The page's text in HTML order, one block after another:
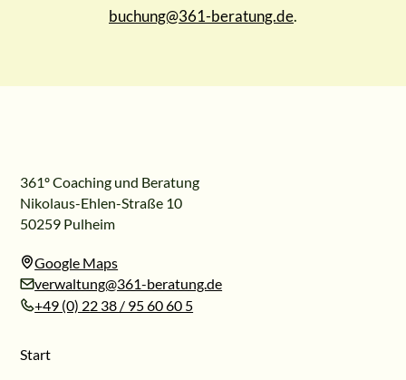
buchung@361-beratung.de.
361º Coaching und Beratung
Nikolaus-Ehlen-Straße 10
50259 Pulheim
Google Maps
verwaltung@361-beratung.de
+49 (0) 22 38 / 95 60 60 5
Start